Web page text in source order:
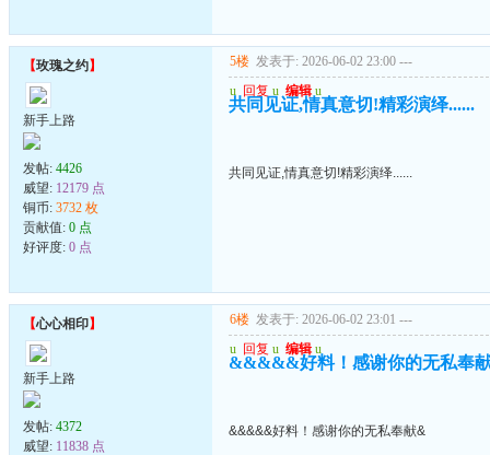
【玫瑰之约】
新手上路
发帖: 4426
威望: 12179 点
铜币: 3732 枚
贡献值: 0 点
好评度: 0 点
5楼 发表于: 2026-06-02 23:00 ---
u 回复 u 编辑 u
共同见证,情真意切!精彩演绎......
共同见证,情真意切!精彩演绎......
【心心相印】
新手上路
发帖: 4372
威望: 11838 点
6楼 发表于: 2026-06-02 23:01 ---
u 回复 u 编辑 u
&&&&&好料！感谢你的无私奉
&&&&&好料！感谢你的无私奉献&